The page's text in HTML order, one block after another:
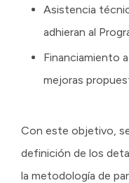
Asistencia
adhieran al
Financiamiento
mejoras
Con este objetivo,
definición de los
la metodología de